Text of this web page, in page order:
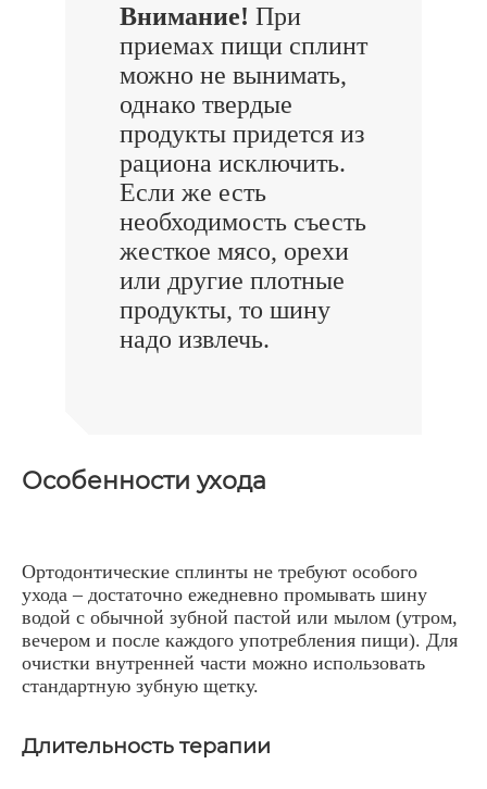
Внимание! При
приемах пищи сплинт
можно не вынимать,
однако твердые
продукты придется из
рациона исключить.
Если же есть
необходимость съесть
жесткое мясо, орехи
или другие плотные
продукты, то шину
надо извлечь.
Особенности ухода
Ортодонтические сплинты не требуют особого
ухода – достаточно ежедневно промывать шину
водой с обычной зубной пастой или мылом (утром,
вечером и после каждого употребления пищи). Для
очистки внутренней части можно использовать
стандартную зубную щетку.
Длительность терапии